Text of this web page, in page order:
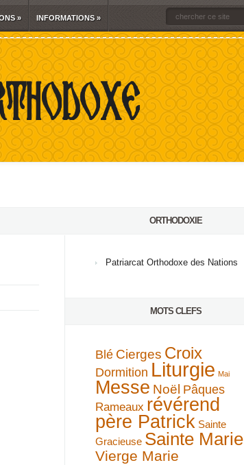
» INFORMATIONS»
ORTHODOXIE
Patriarcat Orthodoxe des Nations
MOTS CLEFS
Blé Cierges Croix
Dormition Liturgie Mai
Messe Noël Pâques
Rameaux révérend
père Patrick Sainte
Gracieuse Sainte Marie
Vierge Marie